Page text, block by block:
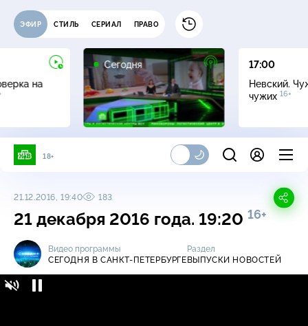
ЭФИР СТИЛЬ СЕРИАЛ ПРАВО
на
Сегодня
17:00
Невский.
чужих 16+
18+
21.12.2016, 19:40 183
21 декабря 2016 года. 19:20 16+
Видео программы
СЕГОДНЯ В САНКТ-ПЕТЕРБУРГЕ
Раздел
ВЫПУСКИ НОВОСТЕЙ